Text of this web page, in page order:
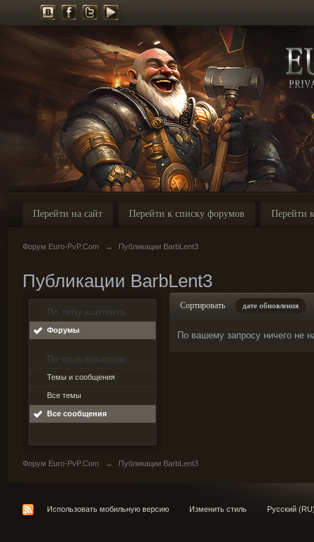
Перейти на сайт Перейти к списку форумов Перейти
Форум Euro-PvP.Com → Публикации BarbLent3
Публикации BarbLent3
По типу контента
Форумы
По пользователю
Темы и сообщения
Все темы
Все сообщения
Сортировать дате обновления
По вашему запросу ничего не
Форум Euro-PvP.Com → Публикации BarbLent3
Использовать мобильную версию Изменить стиль Русский